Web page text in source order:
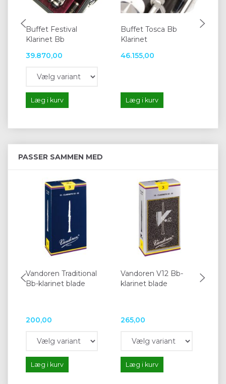
Buffet Festival
Klarinet Bb
39.870,00
Læg i kurv
Buffet Tosca Bb
Klarinet
46.155,00
Læg i kurv
PASSER SAMMEN MED
Vandoren Traditional
Bb-klarinet blade
200,00
Læg i kurv
Vandoren V12 Bb-
klarinet blade
265,00
Læg i kurv